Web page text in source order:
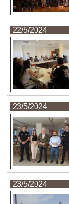
22/5/2024
23/5/2024
23/5/2024